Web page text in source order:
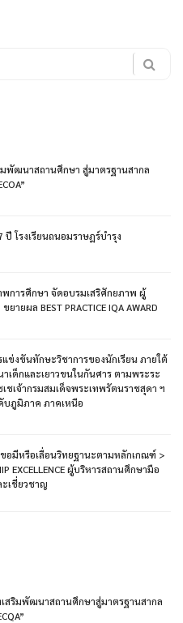
มพัฒนาสถานศึกษา สู่มาตรฐานสากล
โรงเรียนถนอมราษฎร์บำรุง
การศึกษา จัดอบรมเสริศักยภาพ ผู้
ยผล BEST PRACTICE IQA AWARD
แข่งขันทักษะวิชาการของนักเรียน ภายใต้
เด็กและเยาวขนในกันศาร ตามพระระ
ชเจ้ากรมสมเด็จพระเทพรัตนราชสุดา ฯ
บภูมิภาค ภาคเหนือ
อมีหรือเลื่อนวิทยฐานะตามหลักเกณฑ์ >
EXCELLENCE ผู้บริหารสถานศึกษามือ
เชี่ยวชาญ
สริมพัฒนาสถานศึกษาสู่มาตรฐานสากล